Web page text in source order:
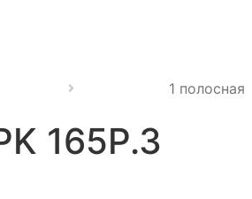
1 полосная
165P.3